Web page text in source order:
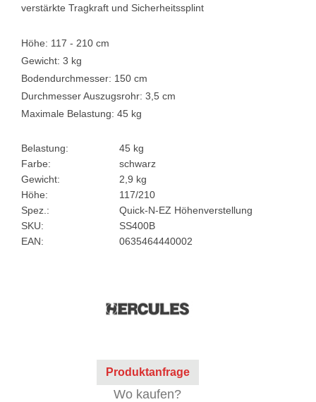
verstärkte Tragkraft und Sicherheitssplint
Höhe: 117 - 210 cm
Gewicht: 3 kg
Bodendurchmesser: 150 cm
Durchmesser Auszugsrohr: 3,5 cm
Maximale Belastung: 45 kg
Belastung:
45 kg
Farbe:
schwarz
Gewicht:
2,9 kg
Höhe:
117/210
Spez.:
Quick-N-EZ Höhenverstellung
SKU:
SS400B
EAN:
0635464440002
Produktanfrage
Wo kaufen?